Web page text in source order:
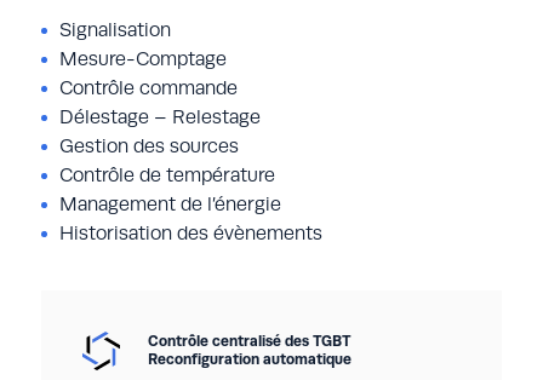
Signalisation
Mesure-Comptage
Contrôle commande
Délestage – Relestage
Gestion des sources
Contrôle de température
Management de l’énergie
Historisation des évènements
Contrôle centralisé des TGBT
Reconfiguration automatique